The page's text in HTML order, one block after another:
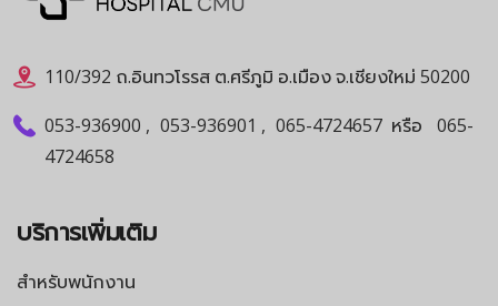
110/392 ถ.อินทวโรรส ต.ศรีภูมิ อ.เมือง จ.เชียงใหม่ 50200
053-936900 , 053-936901 , 065-4724657 หรือ
065-
4724658
บริการเพิ่มเติม
สำหรับพนักงาน